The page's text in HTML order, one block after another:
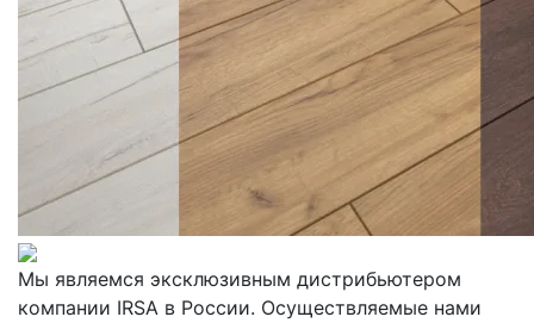
Мы являемся эксклюзивным дистрибьютером
компании IRSA в России. Осуществляемые нами